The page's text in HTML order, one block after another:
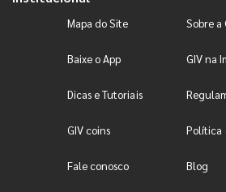
Mapa do Site Sobre a
Baixe o App GIV na
Dicas e Tutoriais
GIV coins Política
Fale conosco Blog